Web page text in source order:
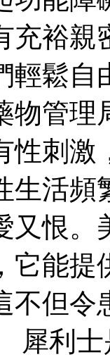
充裕親
輕鬆自
物管
性刺激
生活頻
又恨。
它能提
不但
犀利